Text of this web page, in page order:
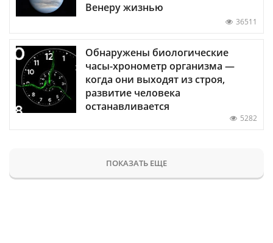
Венеру жизнью
36511
Обнаружены биологические
часы-хронометр организма —
когда они выходят из строя,
развитие человека
останавливается
5282
ПОКАЗАТЬ ЕЩЕ